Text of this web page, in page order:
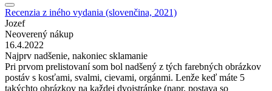
Recenzia z iného vydania (slovenčina, 2021)
Jozef
Neoverený nákup
16.4.2022
Najprv nadšenie, nakoniec sklamanie
Pri prvom prelistovaní som bol nadšený z tých farebných obrázkov
postáv s kosťami, svalmi, cievami, orgánmi. Lenže keď máte 5
takýchto obrázkov na každej dvojstránke (napr. postava so